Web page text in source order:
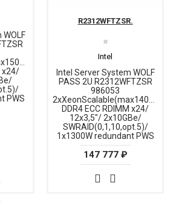
x24/
PWS
Intel Server System WOLF
PASS 2U R2312WFTZSR
986053
2xXeonScalable(max140W)/
DDR4 ECC RDIMM x24/
12x3,5"/ 2x10GBe/
SWRAID(0,1,10,opt.5)/
1x1300W redundant PWS
Intel
✖
R2312WFTZSR.
147 777 ₽